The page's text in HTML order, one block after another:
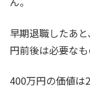
早期退職したあ
円前後は必要なも
400万円の価値は